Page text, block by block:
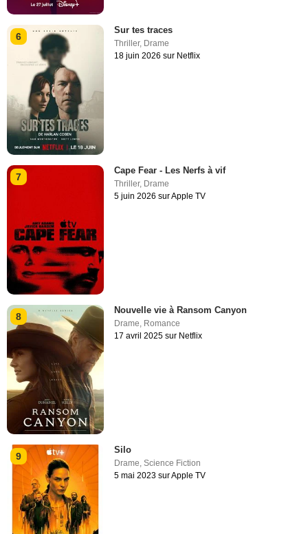
6
Sur tes traces
Thriller, Drame
18 juin 2026 sur Netflix
7
Cape Fear - Les Nerfs à vif
Thriller, Drame
5 juin 2026 sur Apple TV
8
Nouvelle vie à Ransom Canyon
Drame, Romance
17 avril 2025 sur Netflix
9
Silo
Drame,Science Fiction
5 mai 2023 sur Apple TV